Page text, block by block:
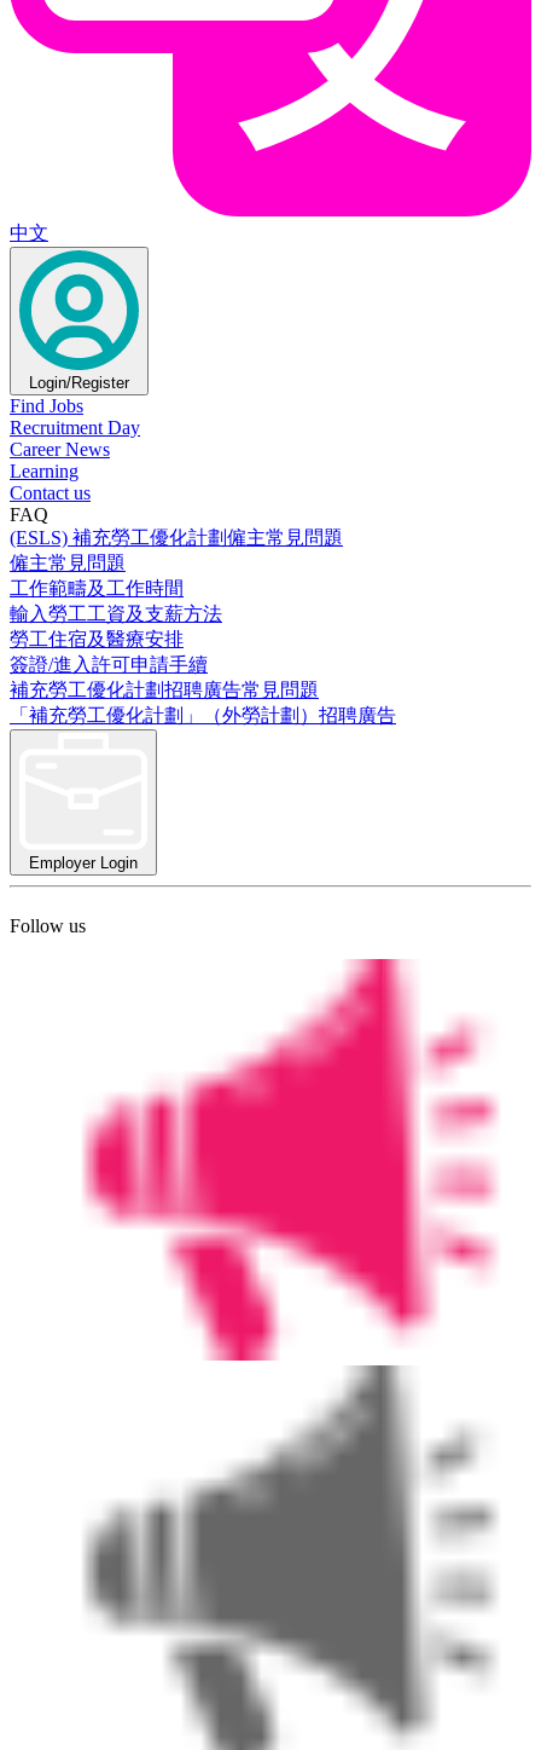
中文
Login/Register
Find Jobs
Recruitment Day
Career News
Learning
Contact us
FAQ
(ESLS) 補充勞工優化計劃僱主常見問題
僱主常見問題
工作範疇及工作時間
輸入勞工工資及支薪方法
勞工住宿及醫療安排
簽證/進入許可申請手續
補充勞工優化計劃招聘廣告常見問題
「補充勞工優化計劃」（外勞計劃）招聘廣告
Employer Login
Follow us